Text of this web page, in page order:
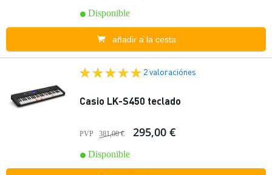
Disponible
añadir a la cesta
2 valoraciónes
Casio LK-S450 teclado
PVP 381,00 € 295,00 €
Disponible